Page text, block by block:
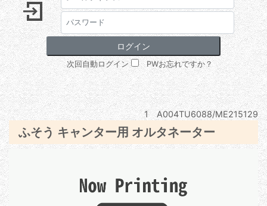
次回自動ログイン PWお忘れですか？
1 A004TU6088/ME215129
ふそう キャンター用 オルタネーター